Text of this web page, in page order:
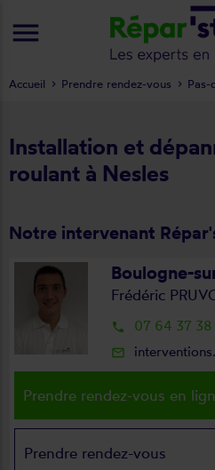
Installation et
roulant à Nesles
Notre intervenant
Boulogne-
Frédéric
local_phone 07 64 37 38
mail_outline
Prendre rendez-vous en
Prendre rendez-vous
Accueil Prendre rendez-vous
menu